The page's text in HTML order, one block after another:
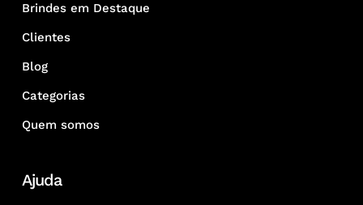
Brindes em Destaque
Clientes
Blog
Categorias
Quem somos
Ajuda